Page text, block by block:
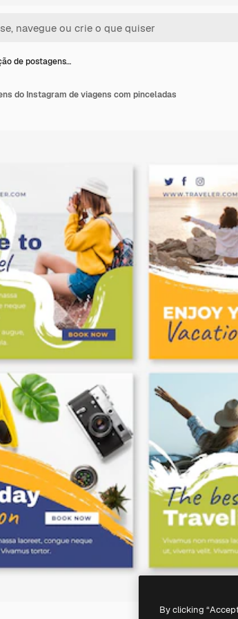
de postagens…
do Instagram de viagens com pinceladas
By clicking